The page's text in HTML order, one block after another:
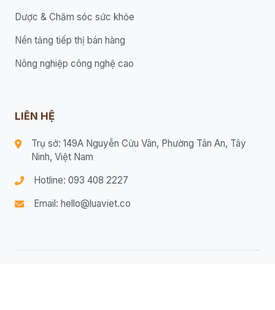
Dược & Chăm sóc sức khỏe
Nền tảng tiếp thị bán hàng
Nông nghiệp công nghệ cao
LIÊN HỆ
Trụ sở: 149A Nguyễn Cửu Vân, Phường Tân An, Tây
Ninh, Việt Nam
Hotline: 093 408 2227
Email: hello@luaviet.co